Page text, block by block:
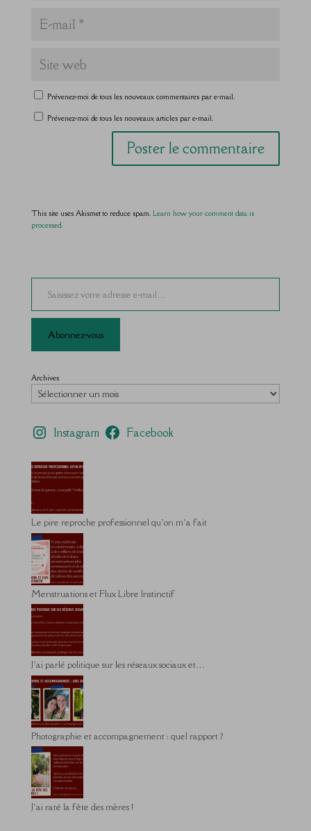
Prévenez-moi de tous les nouveaux commentaires par e-mail.
Prévenez-moi de tous les nouveaux articles par e-mail.
This site uses Akismet to reduce spam. Learn how your comment data is
processed.
Saisissez votre adresse e-mail…
Abonnez-vous
Archives
Instagram Facebook
Le pire reproche professionnel qu’on m’a fait
Menstruations et Flux Libre Instinctif
J’ai parlé politique sur les réseaux sociaux et…
Photographie et accompagnement : quel rapport ?
J’ai raté la fête des mères !